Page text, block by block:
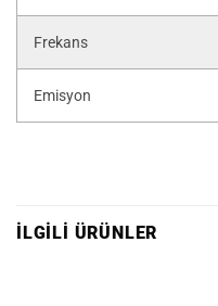
Frekans
Emisyon
İLGILI ÜRÜNLER